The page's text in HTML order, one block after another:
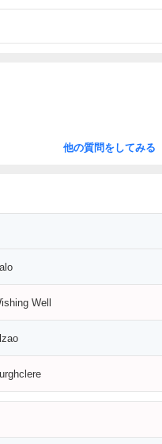
他の質問をしてみる
Well